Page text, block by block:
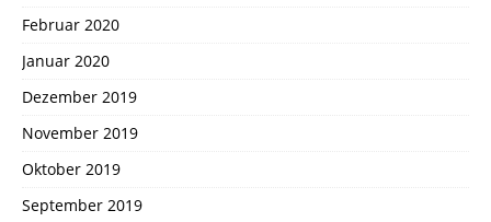
Februar 2020
Januar 2020
Dezember 2019
November 2019
Oktober 2019
September 2019